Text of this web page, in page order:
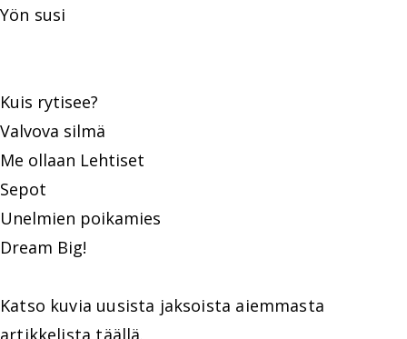
Yön susi
Kuis rytisee?
Valvova silmä
Me ollaan Lehtiset
Sepot
Unelmien poikamies
Dream Big!
Katso kuvia uusista jaksoista aiemmasta
artikkelista täällä.